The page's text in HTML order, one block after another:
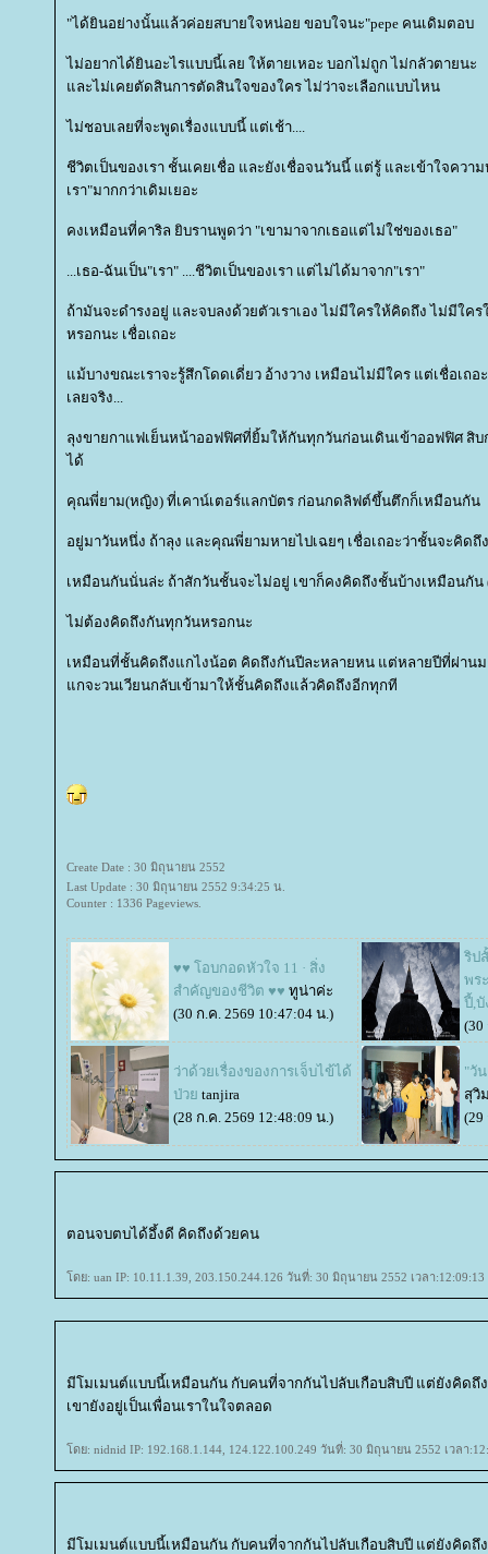
"ได้ยินอย่างนั้นแล้วค่อยสบายใจหน่อย ขอบใจนะ"pepe คนเดิมตอบ
ไม่อยากได้ยินอะไรแบบนี้เลย ให้ตายเหอะ บอกไม่ถูก ไม่กลัวตายนะ
ละไม่เคยตัดสินการตัดสินใจของใคร ไม่ว่าจะเลือกแบบไหน
ไม่ชอบเลยที่จะพูดเรื่องแบบนี้ แต่เช้า....
ชีวิตเป็นของเรา ชั้นเคยเชื่อ และยังเชื่อจนวันนี้ แต่รู้ และเข้าใจควา
เรา"มากกว่าเดิมเยอะ
คงเหมือนที่คาริล ยิบรานพูดว่า "เขามาจากเธอแต่ไม่ใช่ของเธอ"
...เธอ-ฉันเป็น"เรา" ....ชีวิตเป็นของเรา แต่ไม่ได้มาจาก"เรา"
ถ้ามันจะดำรงอยู่ และจบลงด้วยตัวเราเอง ไม่มีใครให้คิดถึง ไม่มีใค
หรอกนะ เชื่อเถอะ
ม้บางขณะเราจะรู้สึกโดดเดี่ยว อ้างวาง เหมือนไม่มีใคร แต่เชื่อเถอ
เลยจริง...
ลุงขายกาแฟเย็นหน้าออฟฟิศที่ยิ้มให้กันทุกวันก่อนเดินเข้าออฟฟิศ สิบ
ได้
คุณพี่ยาม(หญิง) ที่เคาน์เตอร์แลกบัตร ก่อนกดลิฟต์ขึ้นตึกก็เหมือนกัน
อยู่มาวันหนึ่ง ถ้าลุง และคุณพี่ยามหายไปเฉยๆ เชื่อเถอะว่าชั้นจะคิดถึ
เหมือนกันนั่นล่ะ ถ้าสักวันชั้นจะไม่อยู่ เขาก็คงคิดถึงชั้นบ้างเหมือนกัน
ไม่ต้องคิดถึงกันทุกวันหรอกนะ
เหมือนที่ชั้นคิดถึงแกไงน้อต คิดถึงกันปีละหลายหน แต่หลายปีที่ผ่านมา
กจะวนเวียนกลับเข้ามาให้ชั้นคิดถึงแล้วคิดถึงอีกทุกที
Create Date : 30 มิถุนายน 2552
Last Update : 30 มิถุนายน 2552 9:34:25 น.
Counter : 1336 Pageviews.
♥♥ โอบกอดหัวใจ 11 · สิ่ง
สำคัญของชีวิต ♥♥ ทูน่าค่ะ
(30 ก.ค. 2569 10:47:04 น.)
ริป
พร
ปี้,บั
(30
ว่าด้วยเรื่องของการเจ็บไข้ได้
ป่ว tanjira
(28 ก.ค. 2569 12:48:09 น.)
"วั
สุวิ
(29
ตอนจบตบได้อึ้งดี คิดถึงด้วยคน
ดย: uan IP: 10.11.1.39, 203.150.244.126 วันที่: 30 มิถุนายน 2552 เวลา
มีโมเมนต์แบบนี้เหมือนกัน กับคนที่จากกันไปลับเกือบสิบปี แต่ยังคิดถึ
เขายังอยู่เป็นเพื่อนเราในใจตลอด
ดย: nidnid IP: 192.168.1.144, 124.122.100.249 วันที่: 30 มิถุนายน 2552 เวลา
มีโมเมนต์แบบนี้เหมือนกัน กับคนที่จากกันไปลับเกือบสิบปี แต่ยังคิดถึ